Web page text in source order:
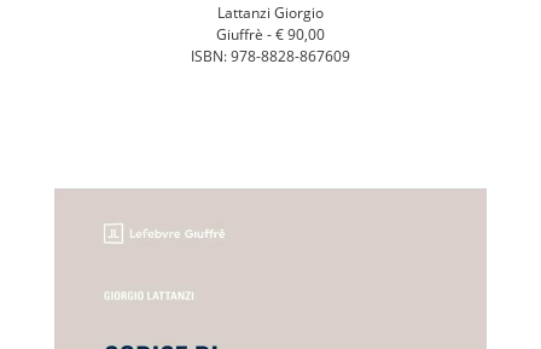
Lattanzi Giorgio
Giuffrè -€ 90,00
ISBN: 978-8828-867609